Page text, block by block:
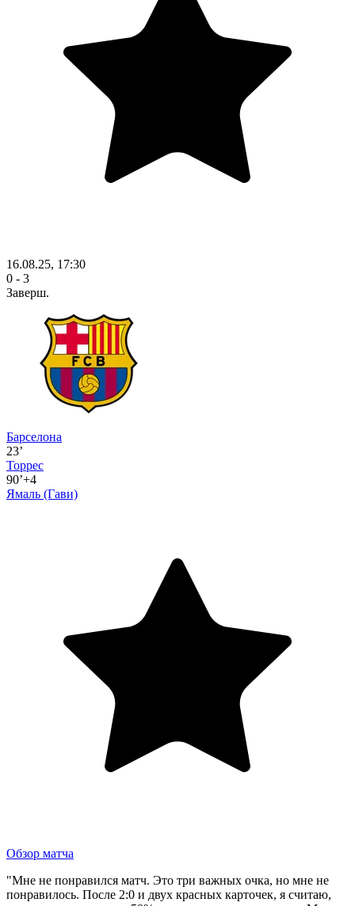
16.08.25, 17:30
0 - 3
Заверш.
Барселона
23’
Торрес
90’+4
Ямаль (Гави)
Обзор матча
"Мне не понравился матч. Это три важных очка, но мне не
понравилось. После 2:0 и двух красных карточек, я считаю,